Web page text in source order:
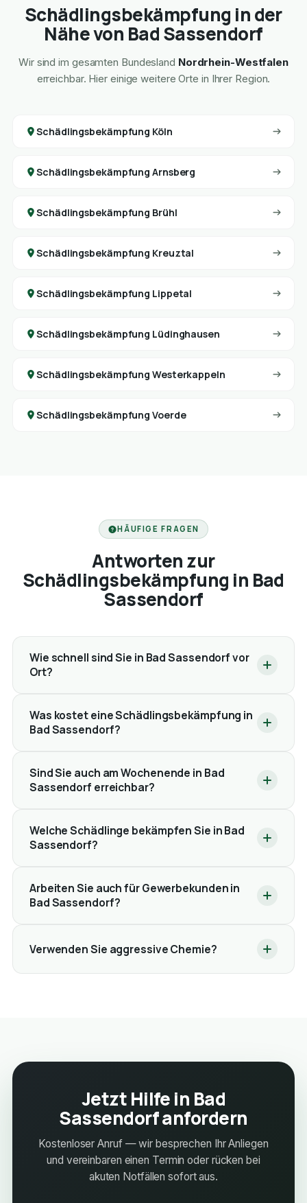
Schädlingsbekämpfung in der
Nähe von Bad Sassendorf
Wir sind im gesamten Bundesland Nordrhein-Westfalen
erreichbar. Hier einige weitere Orte in Ihrer Region.
Schädlingsbekämpfung Köln
Schädlingsbekämpfung Arnsberg
Schädlingsbekämpfung Brühl
Schädlingsbekämpfung Kreuztal
Schädlingsbekämpfung Lippetal
Schädlingsbekämpfung Lüdinghausen
Schädlingsbekämpfung Westerkappeln
Schädlingsbekämpfung Voerde
HÄUFIGE FRAGEN
Antworten zur
Schädlingsbekämpfung in Bad
Sassendorf
Wie schnell sind Sie in Bad Sassendorf vor
Ort?
Was kostet eine Schädlingsbekämpfung in
Bad Sassendorf?
Sind Sie auch am Wochenende in Bad
Sassendorf erreichbar?
Welche Schädlinge bekämpfen Sie in Bad
Sassendorf?
Arbeiten Sie auch für Gewerbekunden in
Bad Sassendorf?
Verwenden Sie aggressive Chemie?
Jetzt Hilfe in Bad
Sassendorf anfordern
Kostenloser Anruf — wir besprechen Ihr Anliegen
und vereinbaren einen Termin oder rücken bei
akuten Notfällen sofort aus.